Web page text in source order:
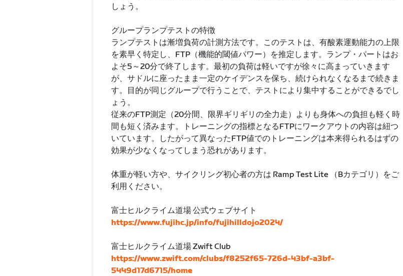
しょう。
グループランプテストの特徴
ランプテストは漸増負荷の計測方法です。このテストは、有酸素運動能力の上限
を素早く特定し、FTP（機能的閾値パワー）を推定します。ランプ・パートはお
よそ5～20分で終了します。最初の負荷は軽いですが徐々に高まっていきます
が、サドルに座ったまま一定のケイデンスを保ち、続けられなくなるまで続きま
す。目的が同じグループで行うことで、テストにより集中することができるでし
ょう。
従来のFTP測定（20分間、限界ギリギリの全力走）よりも身体への負担も軽く時
間も短く済みます。トレーニングの指標となるFTPにワークアウトの内容は紐つ
いています。したがって異なったFTP値でのトレーニングは本来得られるはずの
効果が少なくなってしまう恐れがあります。
体重が軽い方や、サイクリング初心者の方は Ramp Test Lite （Bカテゴリ）をご
利用ください。
富士ヒルクライム道場 公式ウェブサイト
https://www.fujihc.jp/info/fujihilldojo2024/
富士ヒルクライム道場 Zwift Club
https://www.zwift.com/clubs/f8252f65-726d-43bf-a3bf-
5449d17d6715/home